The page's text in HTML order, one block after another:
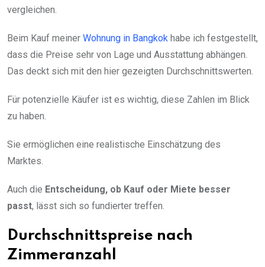
vergleichen.
Beim Kauf meiner Wohnung in Bangkok habe ich festgestellt,
dass die Preise sehr von Lage und Ausstattung abhängen.
Das deckt sich mit den hier gezeigten Durchschnittswerten.
Für potenzielle Käufer ist es wichtig, diese Zahlen im Blick
zu haben.
Sie ermöglichen eine realistische Einschätzung des
Marktes.
Auch die Entscheidung, ob Kauf oder Miete besser
passt, lässt sich so fundierter treffen.
Durchschnittspreise nach
Zimmeranzahl